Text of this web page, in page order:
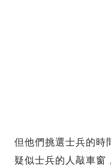
但他們挑選士兵的時
疑似士兵的人敲車窗